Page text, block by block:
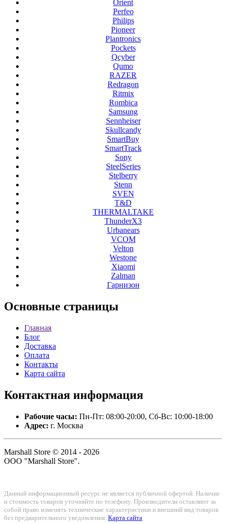
Orient
Perfeo
Philips
Pioneer
Plantronics
Pockets
Qcyber
Qumo
RAZER
Redragon
Ritmix
Rombica
Samsung
Sennheiser
Skullcandy
SmartBuy
SmartTrack
Sony
SteelSeries
Stelberry
Stenn
SVEN
T&D
THERMALTAKE
ThunderX3
Urbanears
VCOM
Velton
Westone
Xiaomi
Zalman
Гарнизон
Основные страницы
Главная
Блог
Доставка
Оплата
Контакты
Карта сайта
Контактная информация
Рабочие часы: Пн-Пт: 08:00-20:00, Сб-Вс: 10:00-18:00
Адрес: г. Москва
Marshall Store © 2014 - 2026
ООО "Marshall Store".
Данный информационный ресурс не является публичной офертой. Наличие
и стоимость товаров уточняйте по телефону. Производители оставляют за
собой право изменять технические характеристики и внешний вид товаров
без предварительного уведомления. Карта сайта